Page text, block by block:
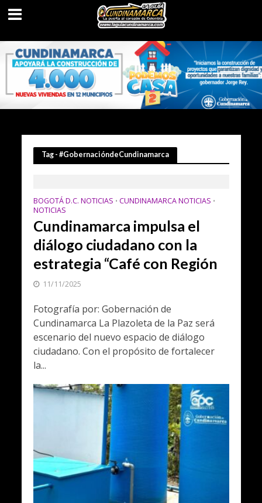
Tag - #GobernacióndeCundinamarca
BOGOTÁ D.C. NOTICIAS • CUNDINAMARCA NOTICIAS •
NOTICIAS
Cundinamarca impulsa el
diálogo ciudadano con la
estrategia “Café con Región
11/11/2025
Fotografía por: Gobernación de
Cundinamarca La Plazoleta de la Paz será
escenario del nuevo espacio de diálogo
ciudadano. Con el propósito de fortalecer
la...